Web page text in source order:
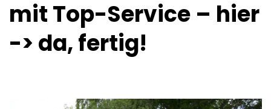
mit Top-Service – hier
-> da, fertig!